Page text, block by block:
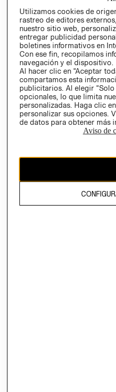
Y ÉTICA
Colombia ($)
CAMBIAR REGIÓN
El contenido de esta página web
Utilizamos cookies de
rastreo de editores
nuestro sitio web,
entregar publicidad
boletines informativos en
Con ese fin, recopilamos
navegación y el dispositivo.
Al hacer clic en “Aceptar
compartamos esta
publicitarios. Al elegir
opcionales, lo que limita
personalizadas. Haga clic
personalizar sus opciones.
de datos para obtener más
Aviso de